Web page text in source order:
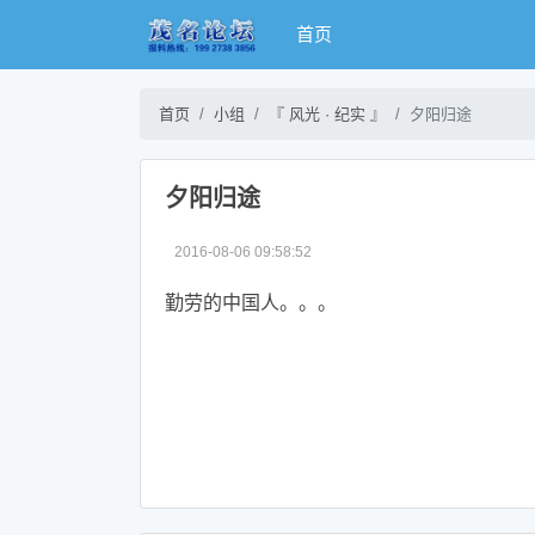
首页
首页 小组 『 风光 · 纪实 』 夕阳归途
夕阳归途
2016-08-06 09:58:52
勤劳的中国人。。。